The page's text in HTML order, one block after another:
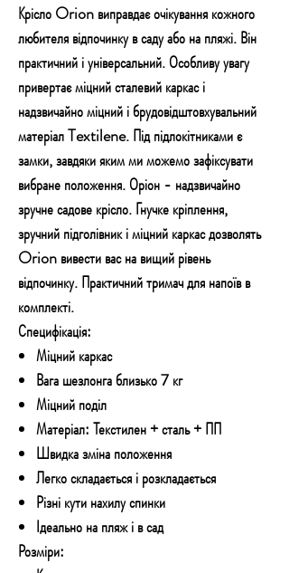
Крісло Orion виправдає очікування кожного
любителя відпочинку в саду або на пляжі. Він
практичний і універсальний. Особливу увагу
привертає міцний сталевий каркас і
надзвичайно міцний і брудовідштовхувальний
матеріал Textilene. Під підлокітниками є
замки, завдяки яким ми можемо зафіксувати
вибране положення. Оріон - надзвичайно
зручне садове крісло. Гнучке кріплення,
зручний підголівник і міцний каркас дозволять
Orion вивести вас на вищий рівень
відпочинку. Практичний тримач для напоїв в
комплекті.
Специфікація:
Міцний каркас
Вага шезлонга близько 7 кг
Міцний поділ
Матеріал: Текстилен + сталь + ПП
Швидка зміна положення
Легко складається і розкладається
Різні кути нахилу спинки
Ідеально на пляж і в сад
Розміри: